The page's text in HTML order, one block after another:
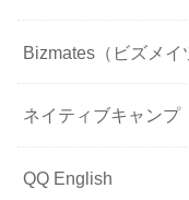
Bizmates（ビズメイ
ネイティブキャンプ
QQ English